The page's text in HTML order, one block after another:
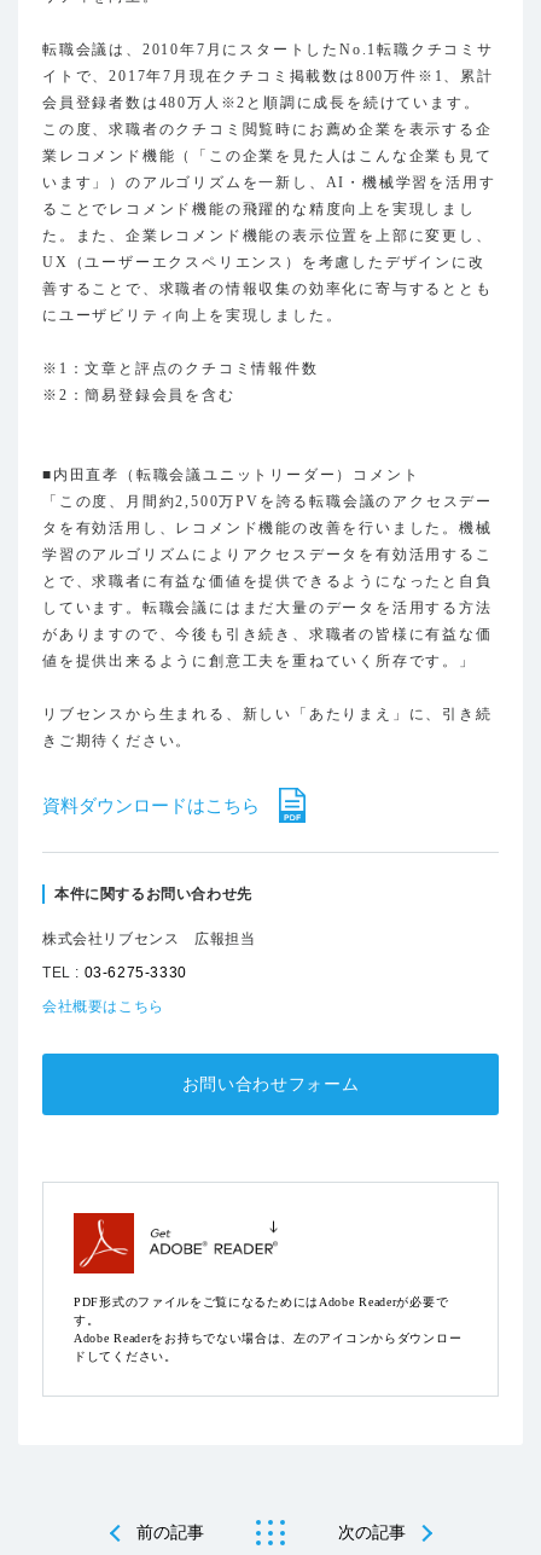
転職会議は、2010年7月にスタートしたNo.1転職クチコミサ
イトで、2017年7月現在クチコミ掲載数は800万件※1、累計
会員登録者数は480万人※2と順調に成長を続けています。
この度、求職者のクチコミ閲覧時にお薦め企業を表示する企
業レコメンド機能（「この企業を見た人はこんな企業も見て
います」）のアルゴリズムを一新し、AI・機械学習を活用す
ることでレコメンド機能の飛躍的な精度向上を実現しまし
た。また、企業レコメンド機能の表示位置を上部に変更し、
UX（ユーザーエクスペリエンス）を考慮したデザインに改
善することで、求職者の情報収集の効率化に寄与するととも
にユーザビリティ向上を実現しました。
※1：文章と評点のクチコミ情報件数
※2：簡易登録会員を含む
■内田直孝（転職会議ユニットリーダー）コメント
「この度、月間約2,500万PVを誇る転職会議のアクセスデー
タを有効活用し、レコメンド機能の改善を行いました。機械
学習のアルゴリズムによりアクセスデータを有効活用するこ
とで、求職者に有益な価値を提供できるようになったと自負
しています。転職会議にはまだ大量のデータを活用する方法
がありますので、今後も引き続き、求職者の皆様に有益な価
値を提供出来るように創意工夫を重ねていく所存です。」
リブセンスから生まれる、新しい「あたりまえ」に、引き続
きご期待ください。
資料ダウンロードはこちら
本件に関するお問い合わせ先
株式会社リブセンス 広報担当
TEL : 03-6275-3330
会社概要はこちら
お問い合わせフォーム
PDF形式のファイルをご覧になるためにはAdobe Readerが必要で
す。
Adobe Readerをお持ちでない場合は、左のアイコンからダウンロー
ドしてください。
前の記事 次の記事